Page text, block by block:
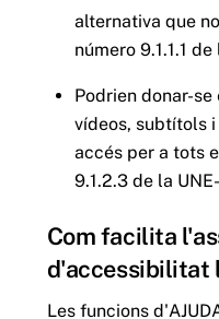
alternativa que
número 9.1.1.1
Podrien donar-
vídeos, subtítols
accés per a tots
9.1.2.3 de la
Com facilita
d'accessibilitat
Les funcions